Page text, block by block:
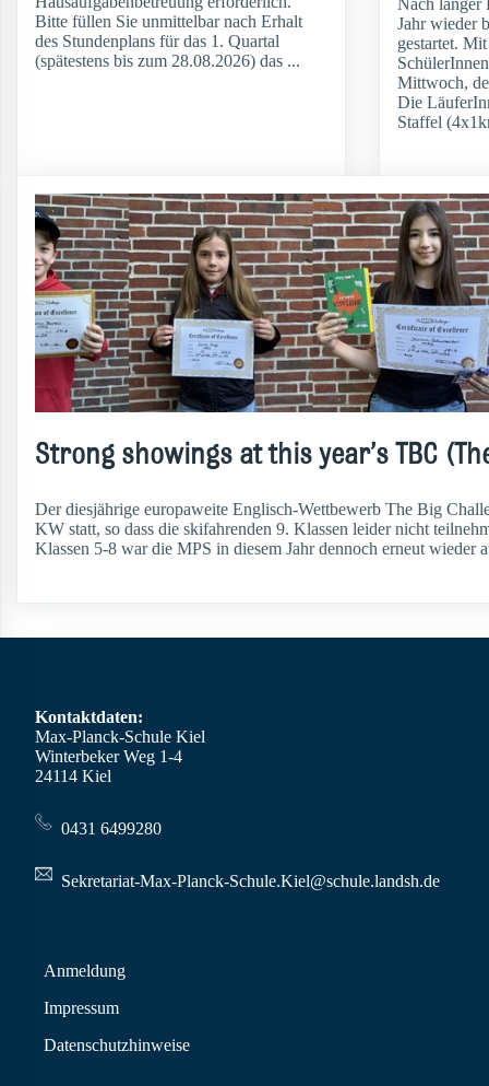
Bitte füllen Sie unmittelbar nach Erhalt
des Stundenplans für das 1. Quartal
(spätestens bis zum 28.08.2026) das ...
Nach langer
Jahr wieder
gestartet.
Mittwoch,
Die
Staffel
Strong showings at this year’s TBC
Der diesjährige europaweite Englisch-Wettbewerb The Big
KW statt, so dass die skifahrenden 9. Klassen leider nicht
Klassen 5-8 war die MPS in diesem Jahr dennoch erneut wieder
Kontaktdaten:
Max-Planck-Schule Kiel
Winterbeker Weg 1-4
24114 Kiel
0431 6499280
Sekretariat-Max-Planck-Schule.Kiel@schule.landsh.de
Anmeldung
Impressum
Datenschutzhinweise